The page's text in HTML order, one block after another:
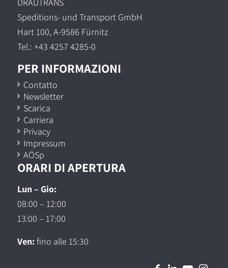
Speditions- und Transport GmbH
Hart 100, A-9586 Fürnitz
Tel.: +43 4257 4285-0
PER INFORMAZIONI
Contatto
Newsletter
Scarica
Carriera
Privacy
Impressum
AÖSp
ORARI DI APERTURA
Lun – Gio:
08:00 – 12:00
13:00 – 17:00
Ven: fino alle 15:30